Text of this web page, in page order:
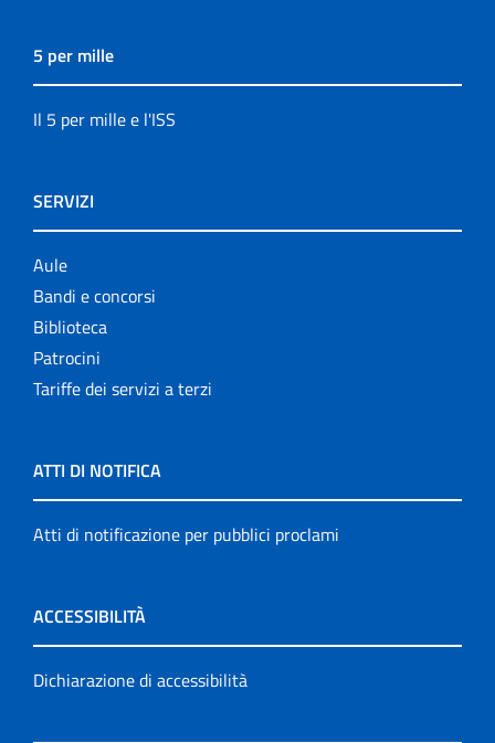
5 per mille
Il 5 per mille e l'ISS
SERVIZI
Aule
Bandi e concorsi
Biblioteca
Patrocini
Tariffe dei servizi a terzi
ATTI DI NOTIFICA
Atti di notificazione per pubblici proclami
ACCESSIBILITÀ
Dichiarazione di accessibilità